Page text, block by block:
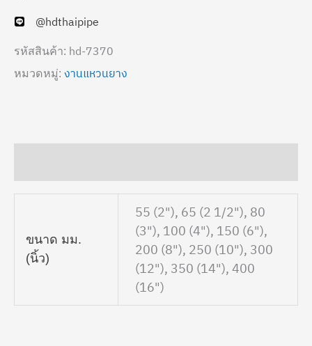
@hdthaipipe
รหัสสินค้า: hd-7370
หมวดหมู่: งานแหวนยาง
ขนาด มม.
(นิ้ว)
55 (2"), 65 (2 1/2"), 80
(3"), 100 (4"), 150 (6"),
200 (8"), 250 (10"), 300
(12"), 350 (14"), 400
(16")